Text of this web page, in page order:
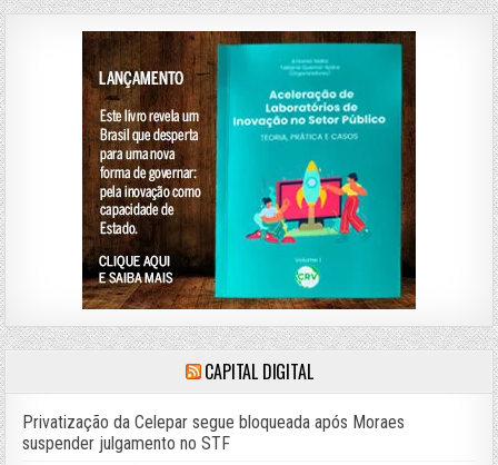
CAPITAL DIGITAL
Privatização da Celepar segue bloqueada após Moraes
suspender julgamento no STF